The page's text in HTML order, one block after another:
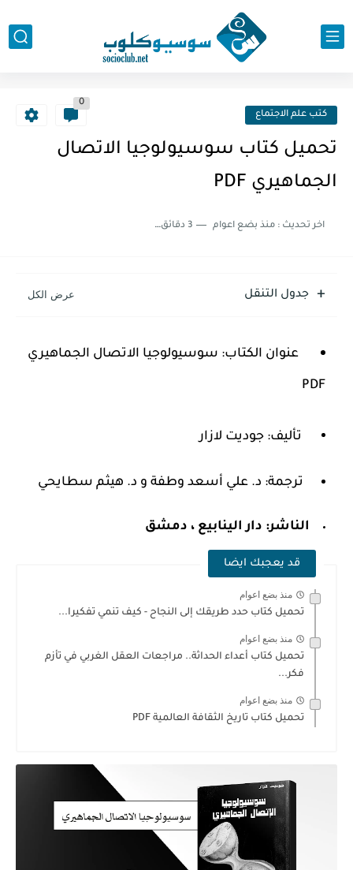
كتب علم الاجتماع
0
تحميل كتاب سوسيولوجيا الاتصال
الجماهيري PDF
اخر تحديث :منذ بضع اعوام 3 دقائق للقراءة
جدول التنقل
عنوان الكتاب: سوسيولوجيا الاتصال الجماهيري
PDF
تأليف: جوديت لازار
ترجمة: د. علي أسعد وطفة و د. هيثم سطايحي
الناشر: دار الينابيع ، دمشق
قد يعجبك ايضا
منذ بضع اعوام
تحميل كتاب حدد طريقك إلى النجاح - كيف تنمي تفكيرا...
منذ بضع اعوام
تحميل كتاب أعداء الحداثة.. مراجعات العقل الغربي في تأزم
فكر...
منذ بضع اعوام
تحميل كتاب تاريخ الثقافة العالمية PDF